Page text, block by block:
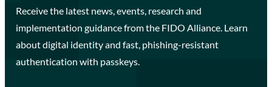
Receive the latest news, events, research and
implementation guidance from the FIDO Alliance. Learn
about digital identity and fast, phishing-resistant
authentication with passkeys.